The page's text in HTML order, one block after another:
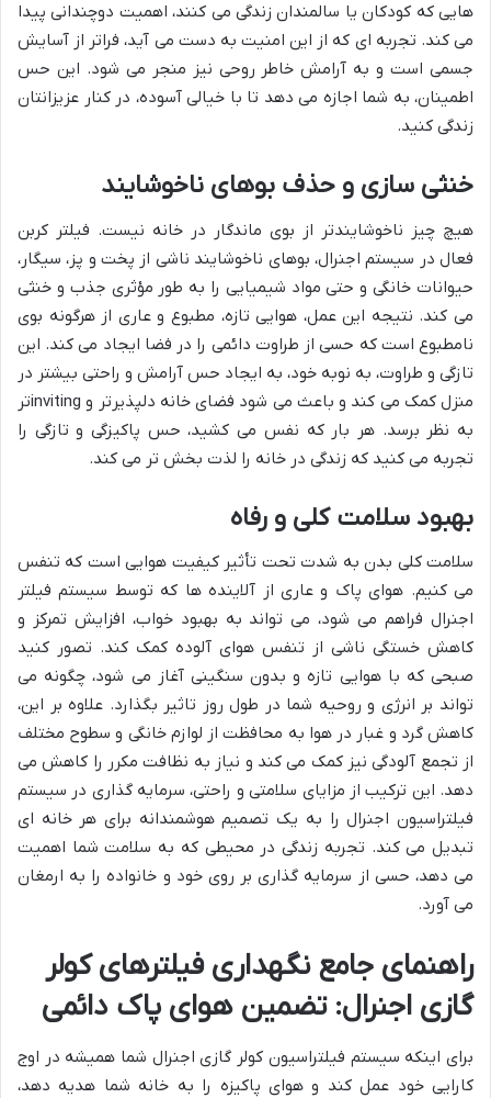
هایی که کودکان یا سالمندان زندگی می کنند، اهمیت دوچندانی پیدا
می کند. تجربه ای که از این امنیت به دست می آید، فراتر از آسایش
جسمی است و به آرامش خاطر روحی نیز منجر می شود. این حس
اطمینان، به شما اجازه می دهد تا با خیالی آسوده، در کنار عزیزانتان
زندگی کنید.
خنثی سازی و حذف بوهای ناخوشایند
هیچ چیز ناخوشایندتر از بوی ماندگار در خانه نیست. فیلتر کربن
فعال در سیستم اجنرال، بوهای ناخوشایند ناشی از پخت و پز، سیگار،
حیوانات خانگی و حتی مواد شیمیایی را به طور مؤثری جذب و خنثی
می کند. نتیجه این عمل، هوایی تازه، مطبوع و عاری از هرگونه بوی
نامطبوع است که حسی از طراوت دائمی را در فضا ایجاد می کند. این
تازگی و طراوت، به نوبه خود، به ایجاد حس آرامش و راحتی بیشتر در
منزل کمک می کند و باعث می شود فضای خانه دلپذیرتر و invitingتر
به نظر برسد. هر بار که نفس می کشید، حس پاکیزگی و تازگی را
تجربه می کنید که زندگی در خانه را لذت بخش تر می کند.
بهبود سلامت کلی و رفاه
سلامت کلی بدن به شدت تحت تأثیر کیفیت هوایی است که تنفس
می کنیم. هوای پاک و عاری از آلاینده ها که توسط سیستم فیلتر
اجنرال فراهم می شود، می تواند به بهبود خواب، افزایش تمرکز و
کاهش خستگی ناشی از تنفس هوای آلوده کمک کند. تصور کنید
صبحی که با هوایی تازه و بدون سنگینی آغاز می شود، چگونه می
تواند بر انرژی و روحیه شما در طول روز تاثیر بگذارد. علاوه بر این،
کاهش گرد و غبار در هوا به محافظت از لوازم خانگی و سطوح مختلف
از تجمع آلودگی نیز کمک می کند و نیاز به نظافت مکرر را کاهش می
دهد. این ترکیب از مزایای سلامتی و راحتی، سرمایه گذاری در سیستم
فیلتراسیون اجنرال را به یک تصمیم هوشمندانه برای هر خانه ای
تبدیل می کند. تجربه زندگی در محیطی که به سلامت شما اهمیت
می دهد، حسی از سرمایه گذاری بر روی خود و خانواده را به ارمغان
می آورد.
راهنمای جامع نگهداری فیلترهای کولر
گازی اجنرال: تضمین هوای پاک دائمی
برای اینکه سیستم فیلتراسیون کولر گازی اجنرال شما همیشه در اوج
کارایی خود عمل کند و هوای پاکیزه را به خانه شما هدیه دهد،